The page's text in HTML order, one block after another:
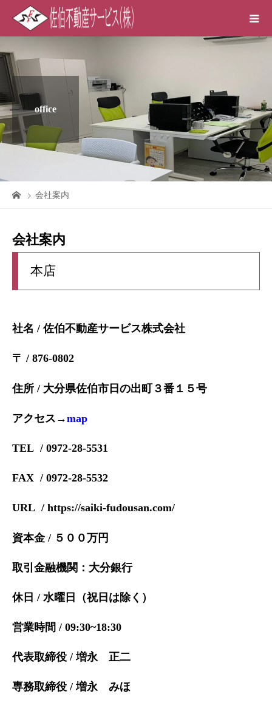
office
会社案内
会社案内
本店
社名 / 佐伯不動産サービス株式会社
〒 / 876-0802
住所 / 大分県佐伯市日の出町３番１５号
アクセス→map
TEL / 0972-28-5531
FAX / 0972-28-5532
URL / https://saiki-fudousan.com/
資本金 / ５００万円
取引金融機関：大分銀行
休日 / 水曜日（祝日は除く）
営業時間 / 09:30~18:30
代表取締役 / 増永 正二
専務取締役 / 増永 みほ